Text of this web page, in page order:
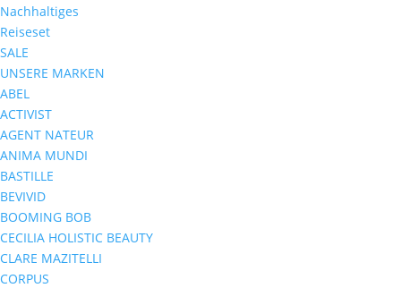
Nachhaltiges
Reiseset
SALE
UNSERE MARKEN
ABEL
ACTIVIST
AGENT NATEUR
ANIMA MUNDI
BASTILLE
BEVIVID
BOOMING BOB
CECILIA HOLISTIC BEAUTY
CLARE MAZITELLI
CORPUS